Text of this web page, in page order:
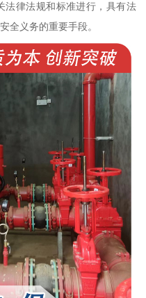
法律法规和标准进行，具有法
全义务的重要手段。